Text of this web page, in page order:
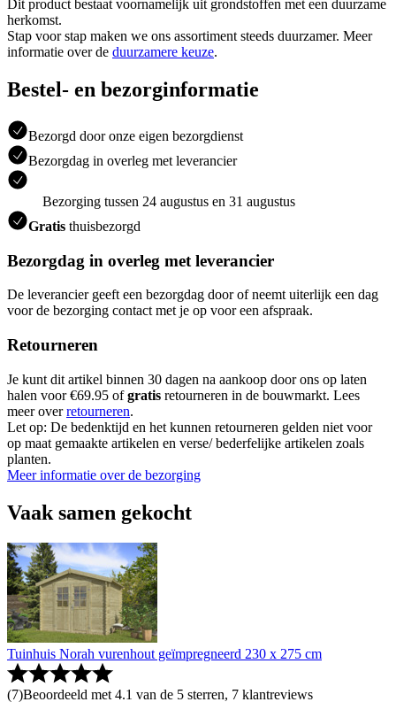
Dit product bestaat voornamelijk uit grondstoffen met een duurzame
herkomst.
Stap voor stap maken we ons assortiment steeds duurzamer. Meer
informatie over de duurzamere keuze.
Bestel- en bezorginformatie
Bezorgd door onze eigen bezorgdienst
Bezorgdag in overleg met leverancier
Bezorging tussen 24 augustus en 31 augustus
Gratis thuisbezorgd
Bezorgdag in overleg met leverancier
De leverancier geeft een bezorgdag door of neemt uiterlijk een dag
voor de bezorging contact met je op voor een afspraak.
Retourneren
Je kunt dit artikel binnen 30 dagen na aankoop door ons op laten
halen voor €69.95 ofgratis retourneren in de bouwmarkt. Lees
meer overretourneren.
Let op: De bedenktijd en het kunnen retourneren gelden niet voor
op maat gemaakte artikelen en verse/ bederfelijke artikelen zoals
planten.
Meer informatie over de bezorging
Vaak samen gekocht
Tuinhuis Norah vurenhout geïmpregneerd 230 x 275 cm
(7)Beoordeeld met 4.1 van de 5 sterren, 7 klantreviews